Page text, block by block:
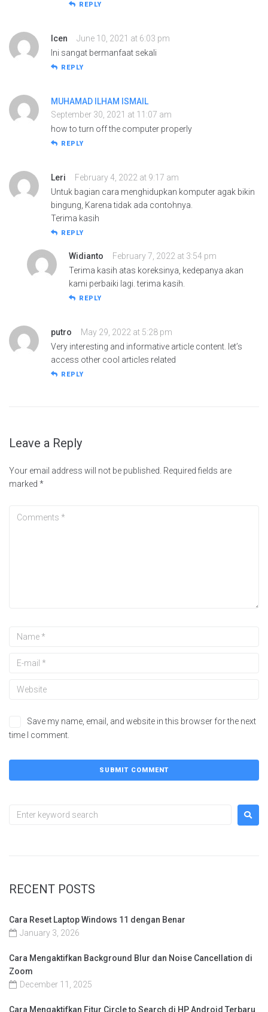
REPLY
Icen
June 10, 2021 at 6:03 pm
Ini sangat bermanfaat sekali
REPLY
MUHAMAD ILHAM ISMAIL
September 30, 2021 at 11:07 am
how to turn off the computer properly
REPLY
Leri
February 4, 2022 at 9:17 am
Untuk bagian cara menghidupkan komputer agak bikin
bingung, Karena tidak ada contohnya.
Terima kasih
REPLY
Widianto
February 7, 2022 at 3:54 pm
Terima kasih atas koreksinya, kedepanya akan
kami perbaiki lagi. terima kasih.
REPLY
putro
May 29, 2022 at 5:28 pm
Very interesting and informative article content. let’s
access other cool articles related
REPLY
Leave a Reply
Your email address will not be published. Required fields are
marked *
Save my name, email, and website in this browser for the next
time I comment.
RECENT POSTS
Cara Reset Laptop Windows 11 dengan Benar
January 3, 2026
Cara Mengaktifkan Background Blur dan Noise Cancellation di
Zoom
December 11, 2025
Cara Mengaktifkan Fitur Circle to Search di HP Android Terbaru